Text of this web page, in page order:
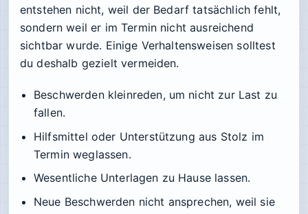
entstehen nicht, weil der Bedarf tatsächlich fehlt,
sondern weil er im Termin nicht ausreichend
sichtbar wurde. Einige Verhaltensweisen solltest
du deshalb gezielt vermeiden.
Beschwerden kleinreden, um nicht zur Last zu
fallen.
Hilfsmittel oder Unterstützung aus Stolz im
Termin weglassen.
Wesentliche Unterlagen zu Hause lassen.
Neue Beschwerden nicht ansprechen, weil sie